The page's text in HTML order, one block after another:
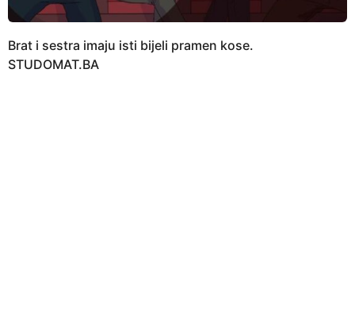
Brat i sestra imaju isti bijeli pramen kose.
STUDOMAT.BA